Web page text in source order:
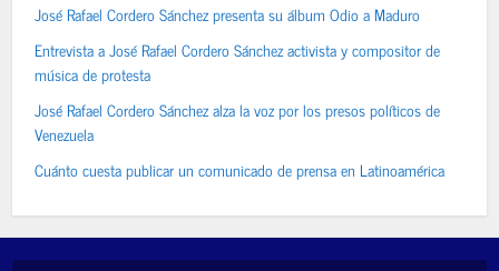
José Rafael Cordero Sánchez presenta su álbum Odio a Maduro
Entrevista a José Rafael Cordero Sánchez activista y compositor de
música de protesta
José Rafael Cordero Sánchez alza la voz por los presos políticos de
Venezuela
Cuánto cuesta publicar un comunicado de prensa en Latinoamérica